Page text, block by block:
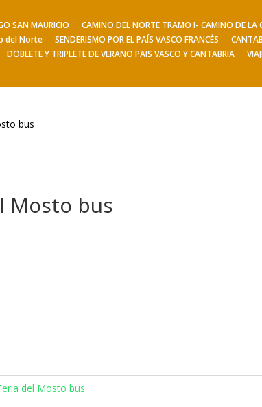
SAN MAURICIO
CAMINO DEL NORTE TRAMO I- CAMINO DE LA
del Norte SENDERISMO POR EL PAÍS VASCO FRANCÉS
DOBLETE Y TRIPLETE DE VERANO PAIS VASCO Y CANTABRIA
Viajes de Verano Excursiones
bus
Mosto bus
del Mosto bus